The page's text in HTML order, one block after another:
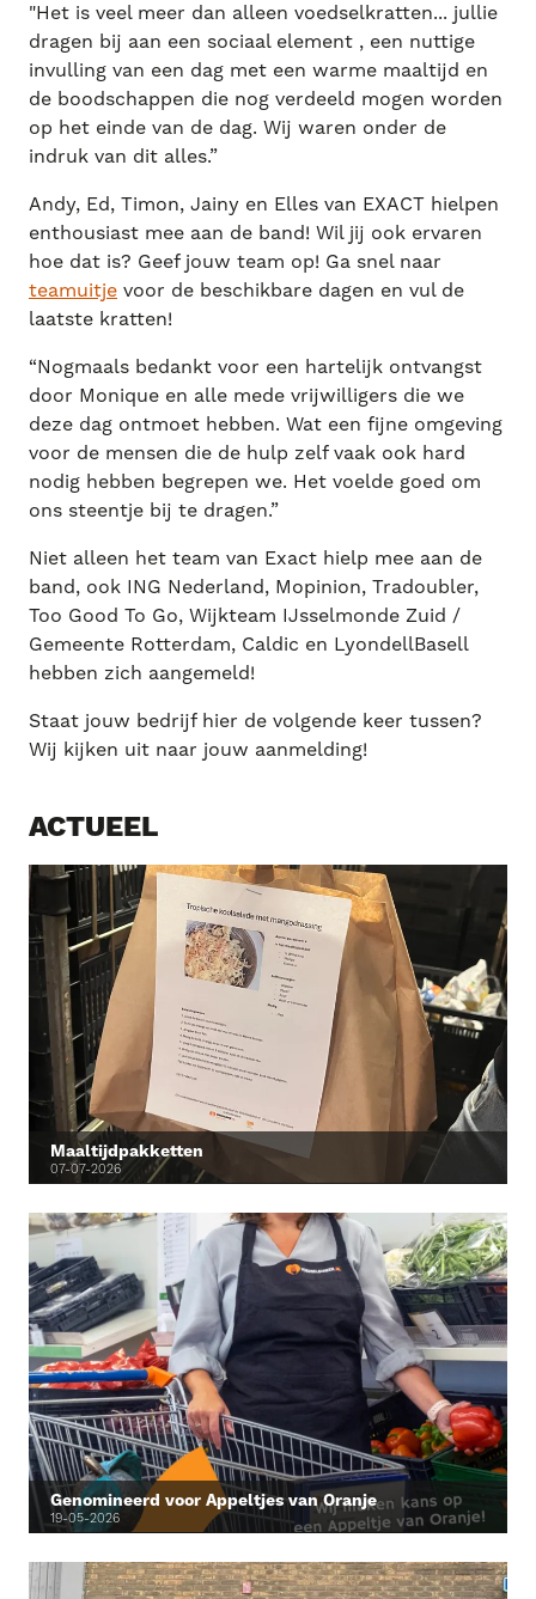
"Het is veel meer dan alleen voedselkratten... jullie
dragen bij aan een sociaal element , een nuttige
invulling van een dag met een warme maaltijd en
de boodschappen die nog verdeeld mogen worden
op het einde van de dag. Wij waren onder de
indruk van dit alles.”
Andy, Ed, Timon, Jainy en Elles van EXACT hielpen
enthousiast mee aan de band! Wil jij ook ervaren
hoe dat is? Geef jouw team op! Ga snel naar
teamuitje voor de beschikbare dagen en vul de
laatste kratten!
“Nogmaals bedankt voor een hartelijk ontvangst
door Monique en alle mede vrijwilligers die we
deze dag ontmoet hebben. Wat een fijne omgeving
voor de mensen die de hulp zelf vaak ook hard
nodig hebben begrepen we. Het voelde goed om
ons steentje bij te dragen.”
Niet alleen het team van Exact hielp mee aan de
band, ook ING Nederland, Mopinion, Tradoubler,
Too Good To Go, Wijkteam IJsselmonde Zuid /
Gemeente Rotterdam, Caldic en LyondellBasell
hebben zich aangemeld!
Staat jouw bedrijf hier de volgende keer tussen?
Wij kijken uit naar jouw aanmelding!
ACTUEEL
Maaltijdpakketten
07-07-2026
Genomineerd voor Appeltjes van Oranje
19-05-2026